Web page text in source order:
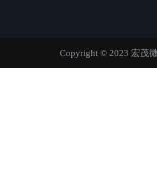
Copyright © 2023 宏茂